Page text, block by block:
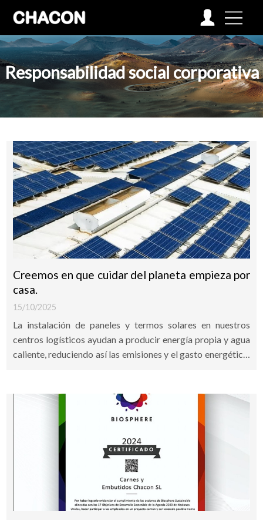
Responsabilidad social corporativa
Creemos en que cuidar del planeta empieza por
casa.
15/10/2025
La instalación de paneles y termos solares en nuestros
centros logísticos ayudan a producir energía propia y agua
caliente, reduciendo así las emisiones y el gasto energético.